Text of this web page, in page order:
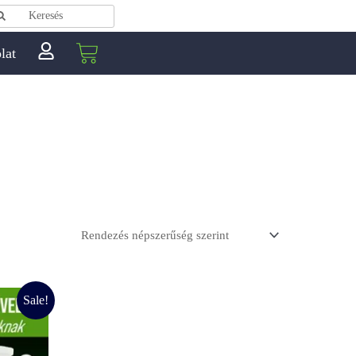
Keresés
Kosár
Sale!